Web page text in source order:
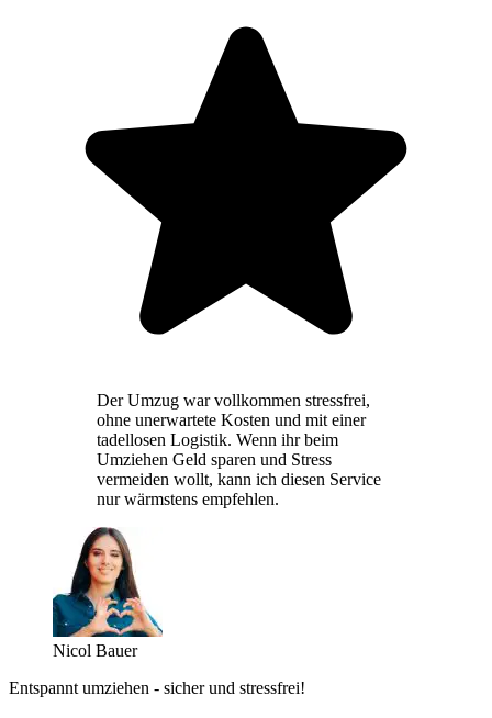
Der Umzug war vollkommen stressfrei,
ohne unerwartete Kosten und mit einer
tadellosen Logistik. Wenn ihr beim
Umziehen Geld sparen und Stress
vermeiden wollt, kann ich diesen Service
nur wärmstens empfehlen.
Nicol Bauer
Entspannt umziehen - sicher und stressfrei!